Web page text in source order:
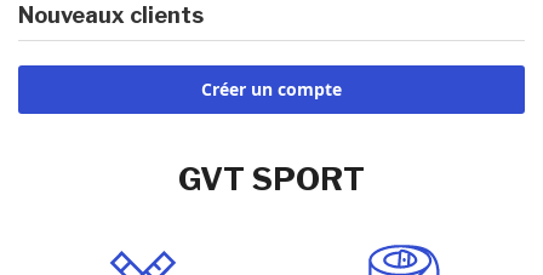
Nouveaux clients
Créer un compte
GVT SPORT